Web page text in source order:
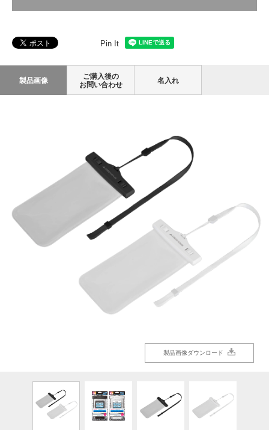
Pin It
製品画像
ご購入後の
お問い合わせ
名入れ
製品画像ダウンロード
製品画像ダウンロード
製品画像ダウンロード
製品画像ダウンロード